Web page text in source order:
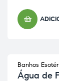
ESGOTADO
Banhos
Água de